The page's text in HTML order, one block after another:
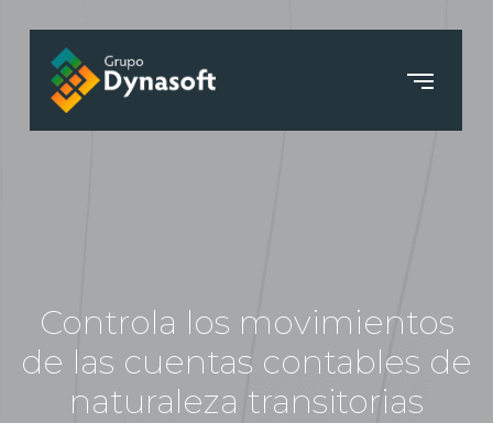
Controla los movimientos
de las cuentas contables de
naturaleza transitorias